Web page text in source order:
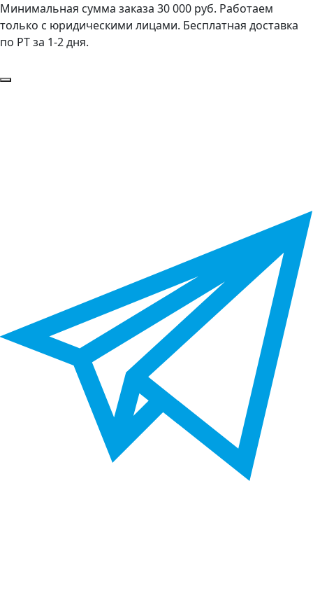
Минимальная сумма заказа 30 000 руб. Работаем
только с юридическими лицами. Бесплатная доставка
по РТ за 1-2 дня.